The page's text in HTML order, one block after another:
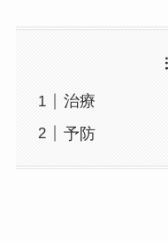
治療
予防